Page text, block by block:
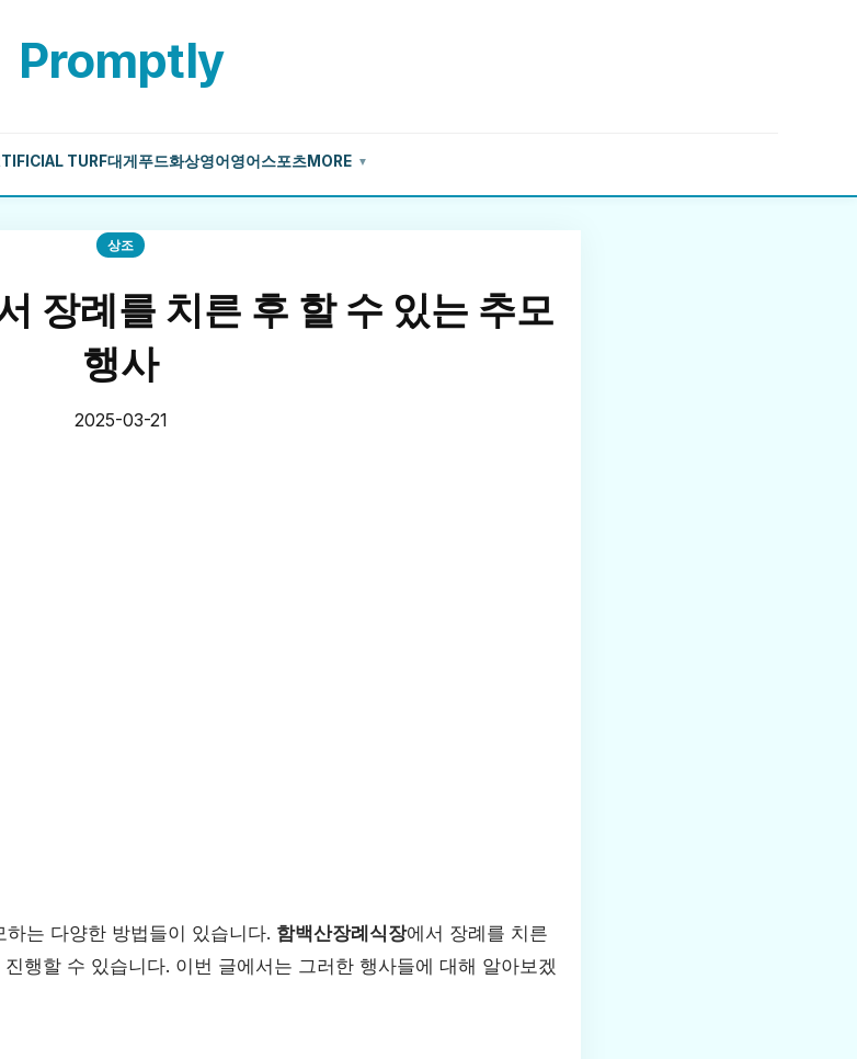
Promptly
TURF대게 푸드화상영어 영어 스포츠MORE ▼
상조
장례를 치른 후 할 수 있는 추모
행사
2025-03-21
는 다양한 방법들이 있습니다. 함백산장례식장에서 장례를 치른
행할 수 있습니다. 이번 글에서는 그러한 행사들에 대해 알아보겠